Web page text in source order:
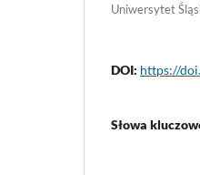
Uniwersytet
DOI: https://
Słowa